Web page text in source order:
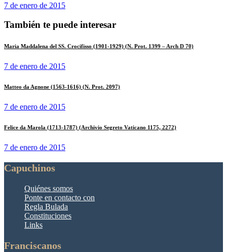
7 de enero de 2015
También te puede interesar
Maria Maddalena del SS. Crocifisso (1901-1929) (N. Prot. 1399 – Arch D 70)
7 de enero de 2015
Matteo da Agnone (1563-1616) (N. Prot. 2097)
7 de enero de 2015
Felice da Marola (1713-1787) (Archivio Segreto Vaticano 1175, 2272)
7 de enero de 2015
Capuchinos
Quiénes somos
Ponte en contacto con
Regla Bulada
Constituciones
Links
Franciscanos